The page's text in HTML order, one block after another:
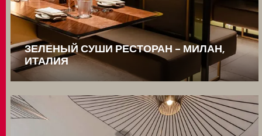
ЗЕЛЕНЫЙ СУШИ РЕСТОРАН - МИЛАН,
ИТАЛИЯ